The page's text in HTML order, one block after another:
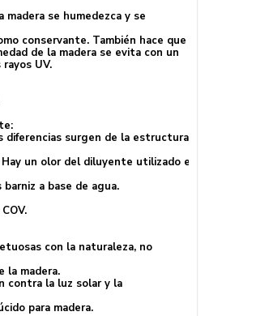
se humedezca y se
conservante. También hace que
de la madera se evita con un
UV.
diferencias surgen de la estructura
un olor del diluyente utilizado en
a base de agua.
con la naturaleza, no
la madera.
contra la luz solar y la
para madera.